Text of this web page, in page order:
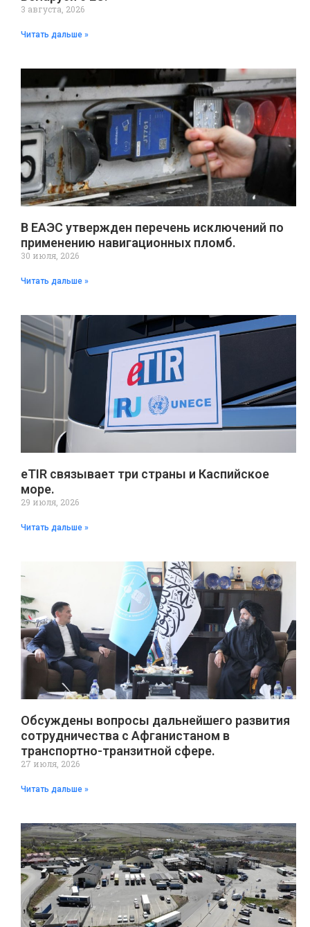
3 августа, 2026
Читать дальше »
В ЕАЭС утвержден перечень исключений по
применению навигационных пломб.
30 июля, 2026
Читать дальше »
eTIR связывает три страны и Каспийское
море.
29 июля, 2026
Читать дальше »
Обсуждены вопросы дальнейшего развития
сотрудничества с Афганистаном в
транспортно-транзитной сфере.
27 июля, 2026
Читать дальше »